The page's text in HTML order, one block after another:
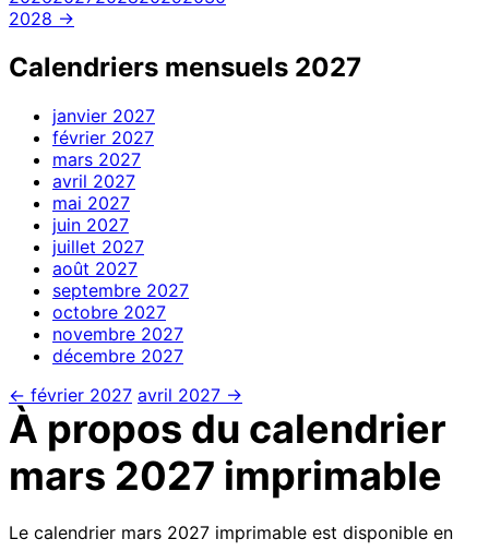
2028 →
Calendriers mensuels 2027
janvier 2027
février 2027
mars 2027
avril 2027
mai 2027
juin 2027
juillet 2027
août 2027
septembre 2027
octobre 2027
novembre 2027
décembre 2027
← février 2027 avril 2027 →
À propos du calendrier
mars 2027 imprimable
Le calendrier mars 2027 imprimable est disponible en